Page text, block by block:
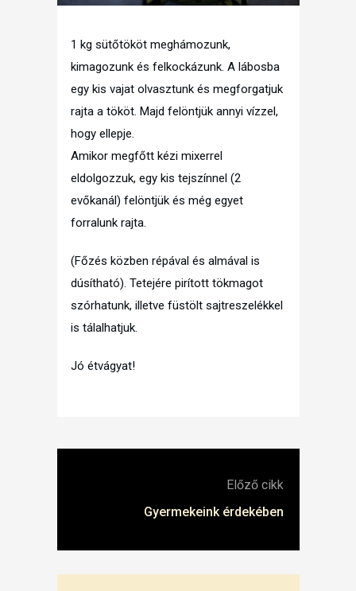
1 kg sütőtököt meghámozunk,
kimagozunk és felkockázunk. A lábosba
egy kis vajat olvasztunk és megforgatjuk
rajta a tököt. Majd felöntjük annyi vízzel,
hogy ellepje.
Amikor megfőtt kézi mixerrel
eldolgozzuk, egy kis tejszínnel (2
evőkanál) felöntjük és még egyet
forralunk rajta.
(Főzés közben répával és almával is
dúsítható). Tetejére pirított tökmagot
szórhatunk, illetve füstölt sajtreszelékkel
is tálalhatjuk.
Jó étvágyat!
Előző cikk
Gyermekeink érdekében